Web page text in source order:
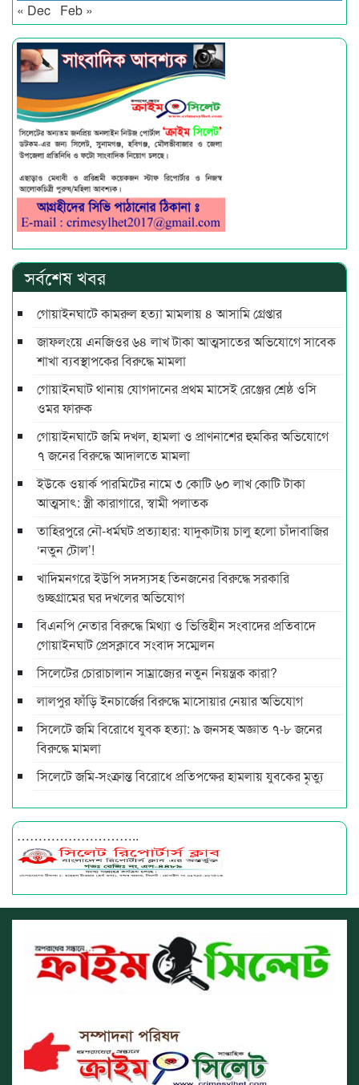
« Dec Feb »
সর্বশেষ খবর
গোয়াইনঘাটে কামরুল হত্যা মামলায় ৪ আসামি গ্রেপ্তার
জাফলংয়ে এনজিওর ৬৪ লাখ টাকা আত্মসাতের অভিযোগে সাবেক
শাখা ব্যবস্থাপকের বিরুদ্ধে মামলা
গোয়াইনঘাট থানায় যোগদানের প্রথম মাসেই রেঞ্জের শ্রেষ্ঠ ওসি
ওমর ফারুক
গোয়াইনঘাটে জমি দখল, হামলা ও প্রাণনাশের হুমকির অভিযোগে
৭ জনের বিরুদ্ধে আদালতে মামলা
ইউকে ওয়ার্ক পারমিটের নামে ৩ কোটি ৬০ লাখ কোটি টাকা
আত্মসাৎ: স্ত্রী কারাগারে, স্বামী পলাতক
তাহিরপুরে নৌ-ধর্মঘট প্রত্যাহার: যাদুকাটায় চালু হলো চাঁদাবাজির
‘নতুন টোল’!
খাদিমনগরে ইউপি সদস্যসহ তিনজনের বিরুদ্ধে সরকারি
গুচ্ছগ্রামের ঘর দখলের অভিযোগ
বিএনপি নেতার বিরুদ্ধে মিথ্যা ও ভিত্তিহীন সংবাদের প্রতিবাদে
গোয়াইনঘাট প্রেসক্লাবে সংবাদ সম্মেলন
সিলেটের চোরাচালান সাম্রাজ্যের নতুন নিয়ন্ত্রক কারা?
লালপুর ফাঁড়ি ইনচার্জের বিরুদ্ধে মাসোয়ার নেয়ার অভিযোগ
সিলেটে জমি বিরোধে যুবক হত্যা: ৯ জনসহ অজ্ঞাত ৭-৮ জনের
বিরুদ্ধে মামলা
সিলেটে জমি-সংক্রান্ত বিরোধে প্রতিপক্ষের হামলায় যুবকের মৃত্যু
………………………..